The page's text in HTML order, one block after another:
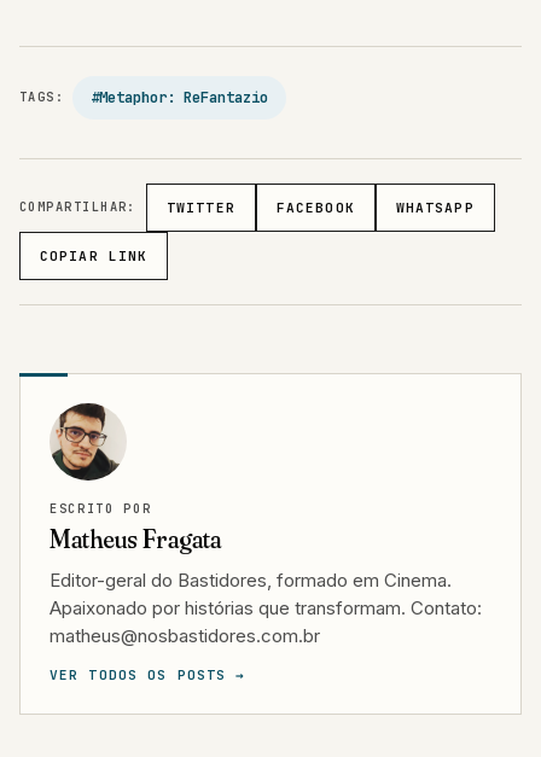
TAGS: #Metaphor: ReFantazio
COMPARTILHAR: TWITTER FACEBOOK WHATSAPP
COPIAR LINK
ESCRITO POR
Matheus Fragata
Editor-geral do Bastidores, formado em Cinema.
Apaixonado por histórias que transformam. Contato:
matheus@nosbastidores.com.br
VER TODOS OS POSTS →